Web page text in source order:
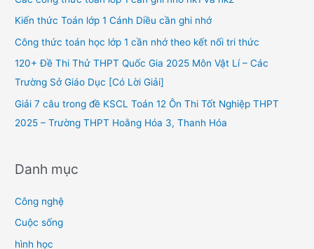
f
o
Kiến thức Toán lớp 1 Cánh Diều cần ghi nhớ
Công thức toán học lớp 1 cần nhớ theo kết nối tri thức
120+ Đề Thi Thử THPT Quốc Gia 2025 Môn Vật Lí – Các
Trường Sở Giáo Dục [Có Lời Giải]
Giải 7 câu trong đề KSCL Toán 12 Ôn Thi Tốt Nghiệp THPT
2025 – Trường THPT Hoằng Hóa 3, Thanh Hóa
Danh mục
Công nghệ
Cuộc sống
hình học